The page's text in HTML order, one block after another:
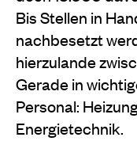
Bis Stellen in
nachbesetzt
hierzulande
Gerade in
Personal:
Energietechnik.